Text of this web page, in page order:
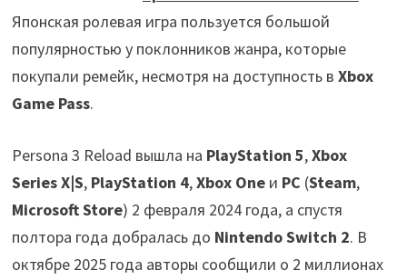
Японская ролевая игра пользуется большой
популярностью у поклонников жанра, которые
покупали ремейк, несмотря на доступность в Xbox
Game Pass.
Persona 3 Reload вышла на PlayStation 5,Xbox
Series X|S, PlayStation 4,Xbox Oneи PC (Steam,
Microsoft Store) 2 февраля 2024 года, а спустя
полтора года добралась до Nintendo Switch 2. В
октябре 2025 года авторы сообщили о 2 миллионах